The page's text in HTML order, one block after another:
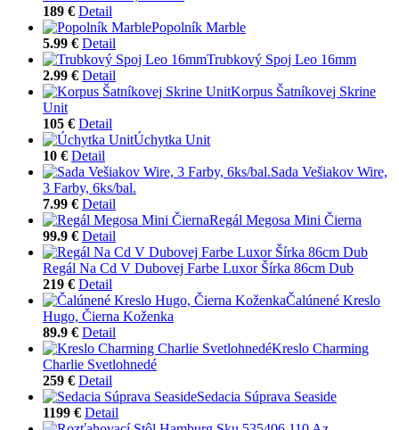
189 € Detail
Popolník Marble
5.99 € Detail
Trubkový Spoj Leo 16mm
2.99 € Detail
Korpus Šatníkovej Skrine
Unit
105 € Detail
Úchytka Unit
10 € Detail
Sada Vešiakov Wire,
3 Farby, 6ks/bal.
7.99 € Detail
Regál Megosa Mini Čierna
99.9 € Detail
Regál Na Cd V Dubovej Farbe Luxor Šírka 86cm Dub
219 € Detail
Čalúnené Kreslo
Hugo, Čierna Koženka
89.9 € Detail
Kreslo Charming
Charlie Svetlohnedé
259 € Detail
Sedacia Súprava Seaside
1199 € Detail